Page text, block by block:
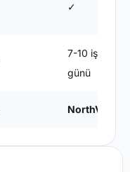
✓
7-10 iş
günü
NorthVize